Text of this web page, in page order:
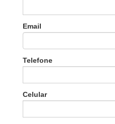
Email
Telefone
Celular